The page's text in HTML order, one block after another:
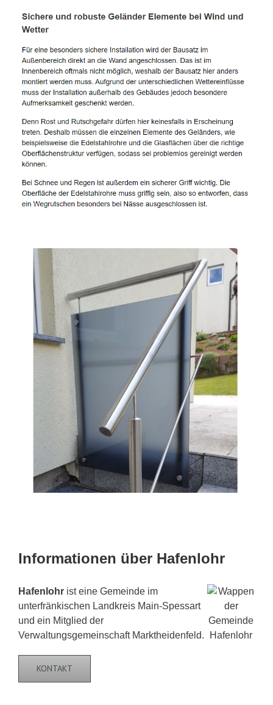
Informationen über Hafenlohr
Hafenlohr ist eine Gemeinde im
unterfränkischen Landkreis Main-Spessart
und ein Mitglied der
Verwaltungsgemeinschaft Marktheidenfeld.
KONTAKT